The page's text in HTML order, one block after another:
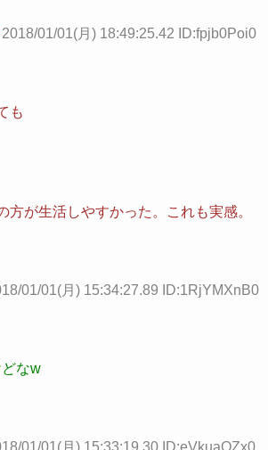
2018/01/01(月) 18:49:25.42 ID:fpjb0Poi0
も
方が生活しやすかった。これも実感。
01/01(月) 15:34:27.89 ID:1RjYMXnB0
なw
01/01(月) 15:33:19.30 ID:eVkuaOZx0